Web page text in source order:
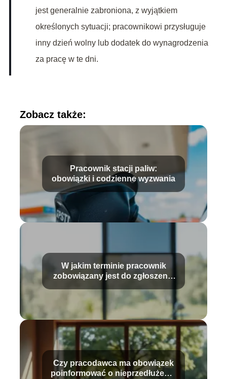
jest generalnie zabroniona, z wyjątkiem
określonych sytuacji; pracownikowi przysługuje
inny dzień wolny lub dodatek do wynagrodzenia
za pracę w te dni.
Zobacz także:
Pracownik stacji paliw:
obowiązki i codzienne wyzwania
W jakim terminie pracownik
zobowiązany jest do zgłoszenia
Czy pracodawca ma obowiązek
poinformować o nieprzedłużeniu